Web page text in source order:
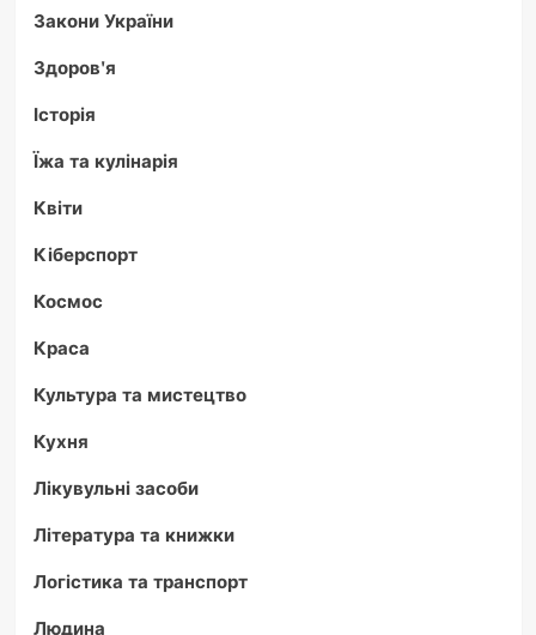
Закони України
Здоров'я
Історія
Їжа та кулінарія
Квіти
Кіберспорт
Космос
Краса
Культура та мистецтво
Кухня
Лікувульні засоби
Література та книжки
Логістика та транспорт
Людина